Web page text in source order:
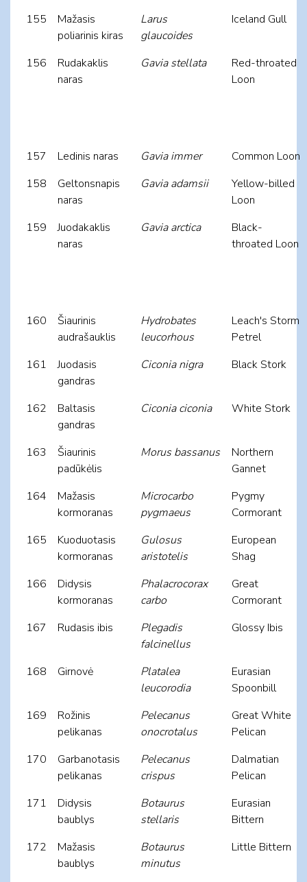
155
Mažasis
poliarinis kiras
Larus
glaucoides
Iceland Gull
156
Rudakaklis
naras
Gavia stellata
Red-throated
Loon
157 Ledinis naras Gavia immer
Common Loon
158
Geltonsnapis
naras
Gavia adamsii
Yellow-billed
Loon
159
Juodakaklis
naras
Gavia arctica
Black-
throated Loon
160
Šiaurinis
audrašauklis
Hydrobates
leucorhous
Leach's Storm
Petrel
161
Juodasis
gandras
Ciconia nigra Black Stork
162
Baltasis
gandras
Ciconia ciconia White Stork
163
Šiaurinis
padūkėlis
Morus bassanus
Northern
Gannet
164
Mažasis
kormoranas
Microcarbo
pygmaeus
Pygmy
Cormorant
165
Kuoduotasis
kormoranas
Gulosus
aristotelis
European
Shag
166
Didysis
kormoranas
Phalacrocorax
carbo
Great
Cormorant
167
Rudasis ibis
Plegadis
falcinellus
Glossy Ibis
168 Girnovė
Platalea
leucorodia
Eurasian
Spoonbill
169
Rožinis
pelikanas
Pelecanus
onocrotalus
Great White
Pelican
170
Garbanotasis
pelikanas
Pelecanus
crispus
Dalmatian
Pelican
171
Didysis
baublys
Botaurus
stellaris
Eurasian
Bittern
172
Mažasis
baublys
Botaurus
minutus
Little Bittern